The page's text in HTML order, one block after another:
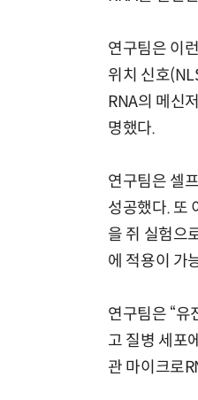
연구팀은 이
위치 신호
RNA의 메신
명했다.
연구팀은 셀
성공했다. 또
을 쥐 실험으
에 적용이 가
연구팀은 “유
고 질병 세포
관 마이크로